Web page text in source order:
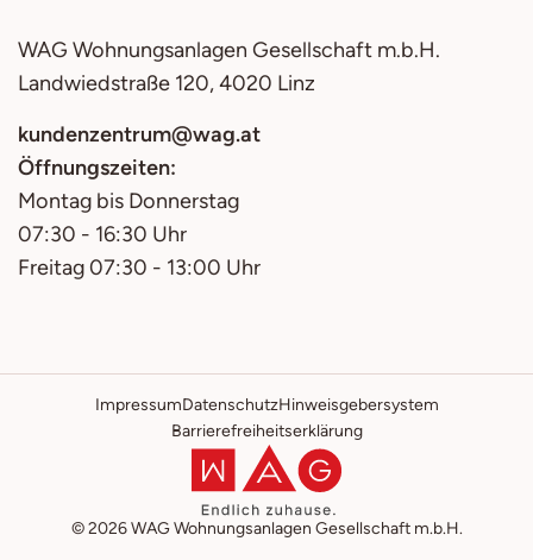
WAG Wohnungsanlagen Gesellschaft m.b.H.
Landwiedstraße 120, 4020 Linz
kundenzentrum@wag.at
Öffnungszeiten:
Montag bis Donnerstag
07:30 - 16:30 Uhr
Freitag 07:30 - 13:00 Uhr
ImpressumDatenschutzHinweisgebersystem
Barrierefreiheitserklärung
© 2026WAGWohnungsanlagen Gesellschaft m.b.H.